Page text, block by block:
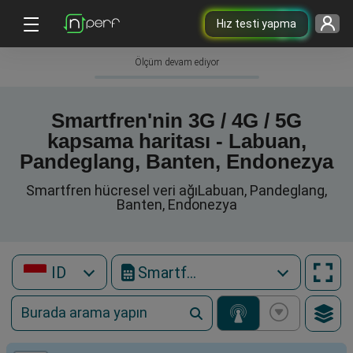
Hız testi yapma
Ölçüm devam ediyor
Smartfren'nin 3G / 4G / 5G
kapsama haritası - Labuan,
Pandeglang, Banten, Endonezya
Smartfren hücresel veri ağıLabuan, Pandeglang,
Banten, Endonezya
ID Smartfren